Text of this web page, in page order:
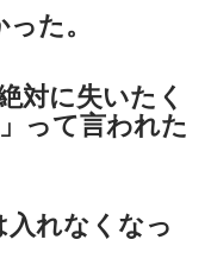
た。
対に失いたく
って言われた
入れなくなっ